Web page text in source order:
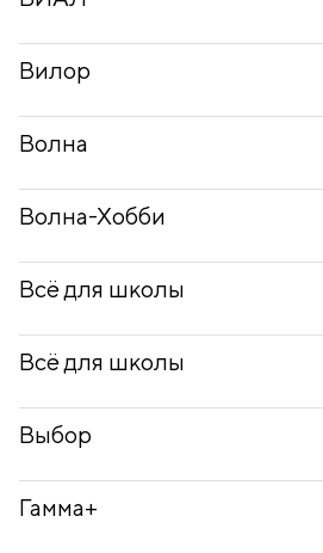
Вилор
Волна
Волна-Хобби
Всё для школы
Всё для школы
Выбор
Гамма+